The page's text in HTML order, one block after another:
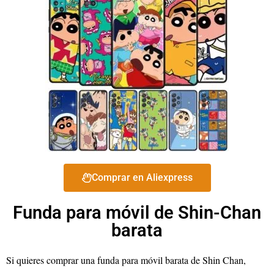
Comprar en Aliexpress
Funda para móvil de Shin-Chan
barata
Si quieres comprar una funda para móvil barata de Shin Chan,